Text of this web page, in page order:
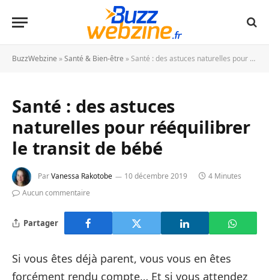
BuzzWebzine »Santé & Bien-être »Santé : des astuces naturelles pour rééquilibrer le transit de bébé
Santé : des astuces
naturelles pour rééquilibrer
le transit de bébé
ParVanessa Rakotobe 10 décembre 2019
4 Minutes
Aucun commentaire
Partager
Si vous êtes déjà parent, vous vous en êtes
forcément rendu compte… Et si vous attendez